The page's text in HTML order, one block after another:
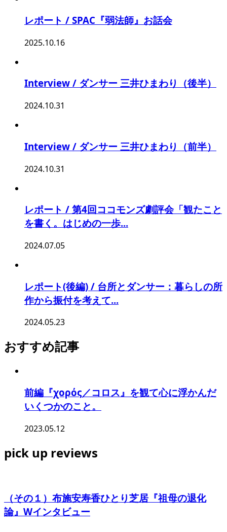
レポート / SPAC『弱法師』お話会
2025.10.16
Interview / ダンサー 三井ひまわり（後半）
2024.10.31
Interview / ダンサー 三井ひまわり（前半）
2024.10.31
レポート / 第4回ココモンズ劇評会「観たこと
を書く。はじめの一歩...
2024.07.05
レポート(後編) / 台所とダンサー：暮らしの所
作から振付を考えて...
2024.05.23
おすすめ記事
前編『χορός／コロス』を観て心に浮かんだ
いくつかのこと。
2023.05.12
pick up reviews
（その１）布施安寿香ひとり芝居『祖母の退化
論』Wインタビュー